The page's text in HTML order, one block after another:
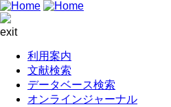
exit
利用案内
文献検索
データベース検索
オンラインジャーナル